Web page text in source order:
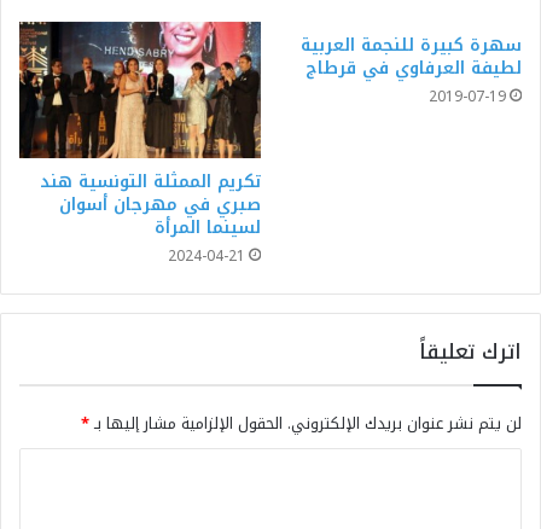
سهرة كبيرة للنجمة العربية
لطيفة العرفاوي في قرطاج
2019-07-19
تكريم الممثلة التونسية هند
صبري في مهرجان أسوان
لسينما المرأة
2024-04-21
اترك تعليقاً
لن يتم نشر عنوان بريدك الإلكتروني. الحقول الإلزامية مشار إليها بـ*